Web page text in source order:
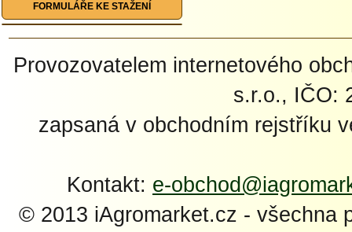
FORMULÁŘE KE STAŽENÍ
Provozovatelem internetového
s.r.o., IČO:
zapsaná v obchodním rejstříku
Kontakt: e-
© 2013 iAgromarket.cz - všechna